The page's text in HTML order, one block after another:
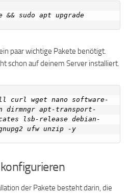
paar wichtige Pakete benötigt.
schon auf deinem Server installiert.
curl wget nano software-
dirmngr apt-transport-
lsb-release debian-
der Pakete besteht darin, die